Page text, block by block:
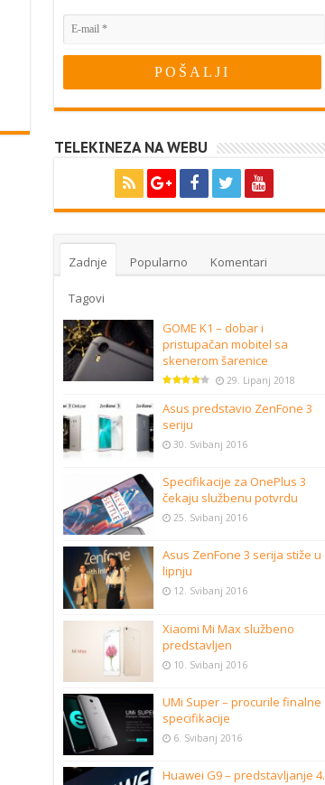
TELEKINEZA NA WEBU
Zadnje Popularno Komentari
Tagovi
GOME K1 – dobar i
pristupačan mobitel sa
skenerom šarenice
29. Lipanj 2018
Asus predstavio ZenFone 3
seriju
30. Svibanj 2016
Specifikacije za OnePlus 3
čekaju službenu potvrdu
25. Svibanj 2016
Asus ZenFone 3 serija stiže u
lipnju
12. Svibanj 2016
Xiaomi Mi Max službeno
predstavljen
10. Svibanj 2016
UMi Super – procurile finalne
specifikacije
6. Svibanj 2016
Huawei G9 – predstavljanje 4.